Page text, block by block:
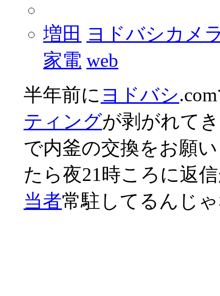
増田 ヨドバシカメ
家電 web
半年前に ヨドバシ
ティングが剥がれて
で内釜の交換をお願
たら夜21時ころに返
当者常駐してるんじ